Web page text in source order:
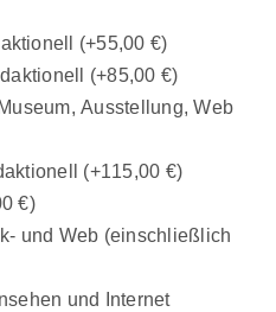
(+55,00 €)
(+85,00 €)
Ausstellung, Web
(+115,00 €)
€)
und Web (einschließlich
und Internet